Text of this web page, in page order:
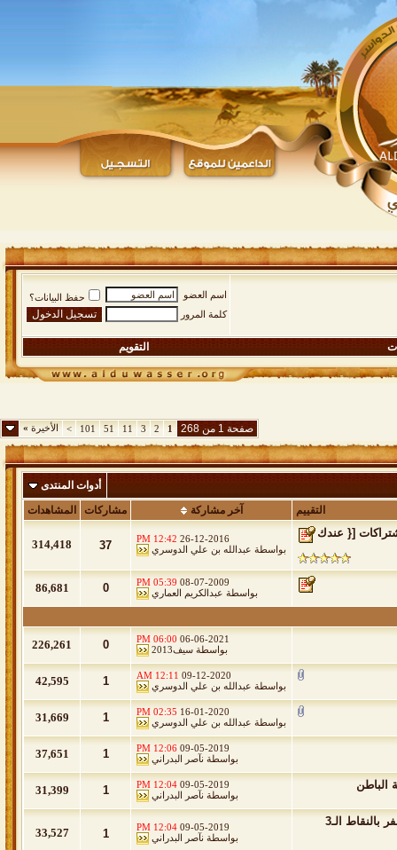
اسم العضو
حفظ البيانات؟
كلمة المرور
التقويم
صفحة 1 من 268 1
2
3
11
51
101
> الأخيرة»
أدوات المنتدى
التقييم
آخر مشاركة مشاركات المشاهدات
[{ عندك 26-12-2016
12:42 PM
بواسطة عبدالله بن علي الدوسري 37
314,418
08-07-2009
05:39 PM
بواسطة عبدالكريم العماري 0
86,681
06-06-2021
06:00 PM
بواسطة سيف2013 0
226,261
09-12-2020
12:11 AM
بواسطة عبدالله بن علي الدوسري 1
42,595
16-01-2020
02:35 PM
بواسطة عبدالله بن علي الدوسري 1
31,669
09-05-2019
12:06 PM
بواسطة نآصر البدراني 1
37,651
الباطن 09-05-2019
12:04 PM
بواسطة نآصر البدراني 1
31,399
تقرير الجولة 25 من دوري الامير محمد بن سلمان : في قمة الموسم النصر يظفر بالنقاط الـ3 09-05-2019
12:04 PM
بواسطة نآصر البدراني 1
33,527